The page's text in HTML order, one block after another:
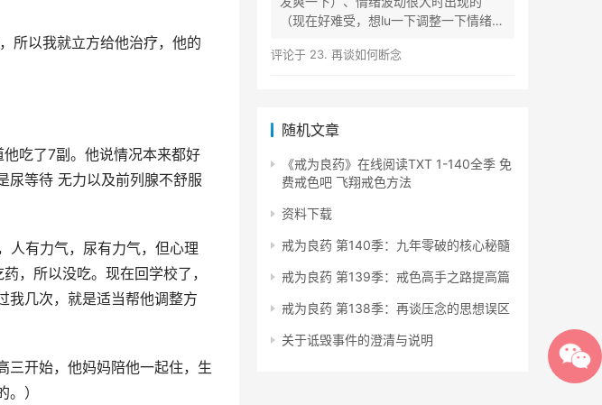
所以我就立方给他治疗，他的
吃了7副。他说情况本来都好
尿等待 无力以及前列腺不舒服
人有力气，尿有力气，但心理
，所以没吃。现在回学校了，
我几次，就是适当帮他调整方
三开始，他妈妈陪他一起住，生
）
（现在好难受，想lu一下调整一下情绪）
评论于 23. 再谈如何断念
随机文章
《戒为良药》在线阅读TXT 1-140全季 免
费戒色吧 飞翔戒色方法
资料下载
戒为良药 第140季：九年零破的核心秘髓
戒为良药 第139季：戒色高手之路提高篇
戒为良药 第138季：再谈压念的思想误区
关于诋毁事件的澄清与说明